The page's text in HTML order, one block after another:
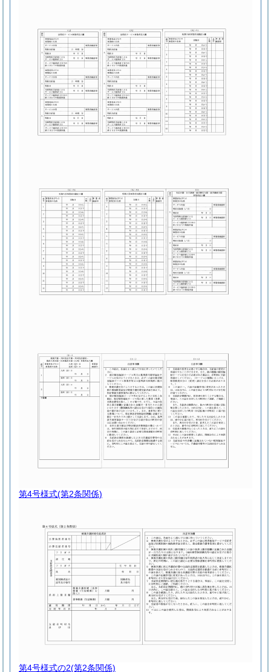
第4号様式(第2条関係)
第4号様式の2(第2条関係)